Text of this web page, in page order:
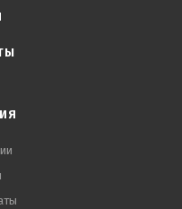
строительных